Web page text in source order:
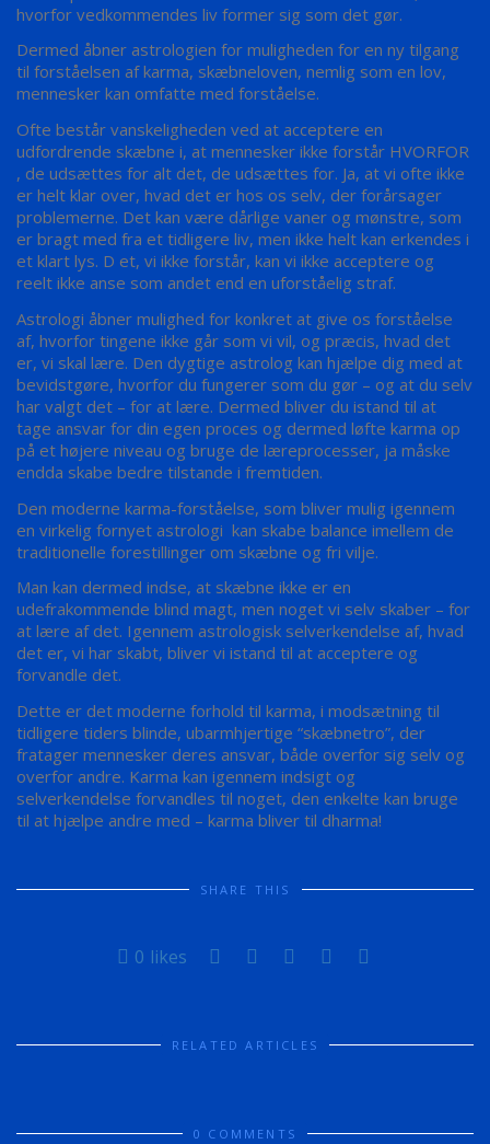
hvorfor vedkommendes liv former sig som det gør.
Dermed åbner astrologien for muligheden for en ny tilgang
til forståelsen af karma, skæbneloven, nemlig som en lov,
mennesker kan omfatte med forståelse.
Ofte består vanskeligheden ved at acceptere en
udfordrende skæbne i, at mennesker ikke forstår HVORFOR
, de udsættes for alt det, de udsættes for. Ja, at vi ofte ikke
er helt klar over, hvad det er hos os selv, der forårsager
problemerne. Det kan være dårlige vaner og mønstre, som
er bragt med fra et tidligere liv, men ikke helt kan erkendes i
et klart lys. D et, vi ikke forstår, kan vi ikke acceptere og
reelt ikke anse som andet end en uforståelig straf.
Astrologi åbner mulighed for konkret at give os forståelse
af, hvorfor tingene ikke går som vi vil, og præcis, hvad det
er, vi skal lære. Den dygtige astrolog kan hjælpe dig med at
bevidstgøre, hvorfor du fungerer som du gør – og at du selv
har valgt det – for at lære. Dermed bliver du istand til at
tage ansvar for din egen proces og dermed løfte karma op
på et højere niveau og bruge de læreprocesser, ja måske
endda skabe bedre tilstande i fremtiden.
Den moderne karma-forståelse, som bliver mulig igennem
en virkelig fornyet astrologi kan skabe balance imellem de
traditionelle forestillinger om skæbne og fri vilje.
Man kan dermed indse, at skæbne ikke er en
udefrakommende blind magt, men noget vi selv skaber – for
at lære af det. Igennem astrologisk selverkendelse af, hvad
det er, vi har skabt, bliver vi istand til at acceptere og
forvandle det.
Dette er det moderne forhold til karma, i modsætning til
tidligere tiders blinde, ubarmhjertige “skæbnetro”, der
fratager mennesker deres ansvar, både overfor sig selv og
overfor andre. Karma kan igennem indsigt og
selverkendelse forvandles til noget, den enkelte kan bruge
til at hjælpe andre med – karma bliver til dharma!
SHARE THIS
0 likes
RELATED ARTICLES
0 COMMENTS